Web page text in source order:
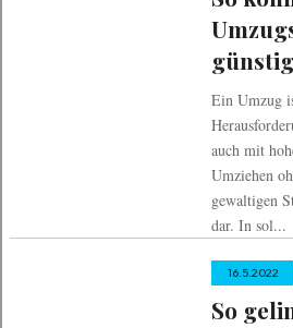
Ein Umzug
auch mit
Umziehen
gewaltigen
dar. In sol...
16.5.2022
So